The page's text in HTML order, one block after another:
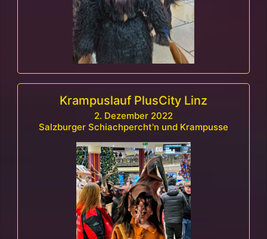
Krampuslauf PlusCity Linz
2. Dezember 2022
Salzburger Schiachpercht'n und Krampusse